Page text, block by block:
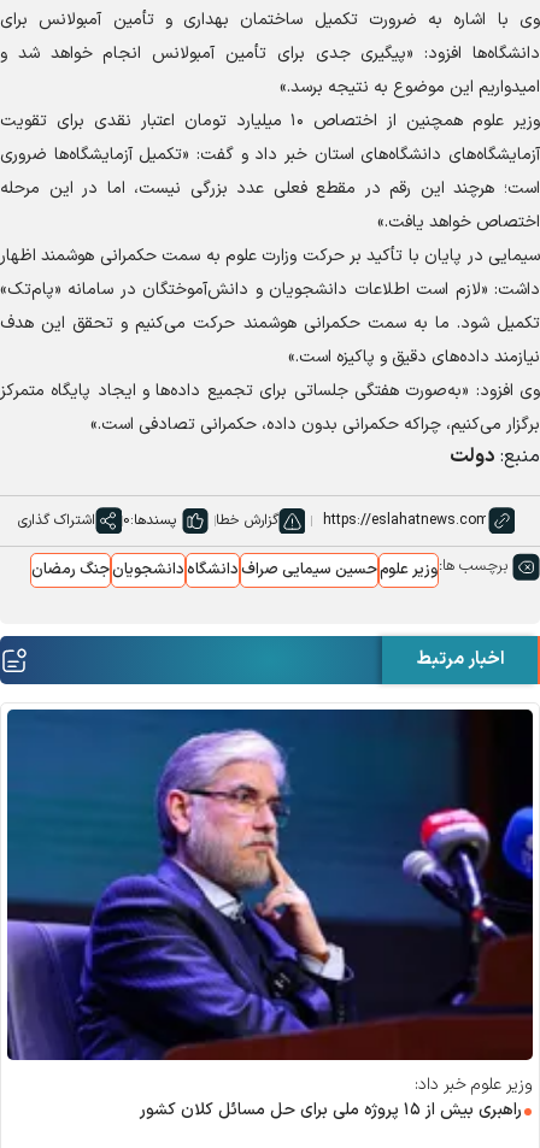
وی با اشاره به ضرورت تکمیل ساختمان بهداری و تأمین آمبولانس برای
دانشگاه‌ها افزود: «پیگیری جدی برای تأمین آمبولانس انجام خواهد شد و
امیدواریم این موضوع به نتیجه برسد.»
وزیر علوم همچنین از اختصاص ۱۰ میلیارد تومان اعتبار نقدی برای تقویت
آزمایشگاه‌های دانشگاه‌های استان خبر داد و گفت: «تکمیل آزمایشگاه‌ها ضروری
است؛ هرچند این رقم در مقطع فعلی عدد بزرگی نیست، اما در این مرحله
اختصاص خواهد یافت.»
سیمایی در پایان با تأکید بر حرکت وزارت علوم به سمت حکمرانی هوشمند اظهار
داشت: «لازم است اطلاعات دانشجویان و دانش‌آموختگان در سامانه «پام‌تک»
تکمیل شود. ما به سمت حکمرانی هوشمند حرکت می‌کنیم و تحقق این هدف
نیازمند داده‌های دقیق و پاکیزه است.»
وی افزود: «به‌صورت هفتگی جلساتی برای تجمیع داده‌ها و ایجاد پایگاه متمرکز
برگزار می‌کنیم، چراکه حکمرانی بدون داده، حکمرانی تصادفی است.»
منبع: دولت
گزارش خطا پسندها:0 اشتراک گذاری
برچسب ها:وزیر علومحسین سیمایی صرافدانشگاهدانشجویانجنگ رمضان
اخبار مرتبط
وزیر علوم خبر داد:
راهبری بیش از ۱۵ پروژه ملی برای حل مسائل کلان کشور